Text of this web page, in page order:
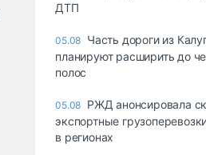
ДТП
05.08 Часть дороги из
планируют расширить до
полос
05.08 РЖД анонсировала
экспортные
в регионах